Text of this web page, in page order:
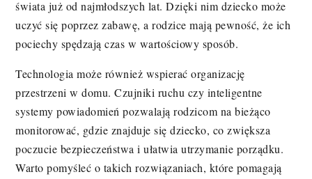
świata już od najmłodszych lat. Dzięki nim dziecko może
uczyć się poprzez zabawę, a rodzice mają pewność, że ich
pociechy spędzają czas w wartościowy sposób.
Technologia może również wspierać organizację
przestrzeni w domu. Czujniki ruchu czy inteligentne
systemy powiadomień pozwalają rodzicom na bieżąco
monitorować, gdzie znajduje się dziecko, co zwiększa
poczucie bezpieczeństwa i ułatwia utrzymanie porządku.
Warto pomyśleć o takich rozwiązaniach, które pomagają